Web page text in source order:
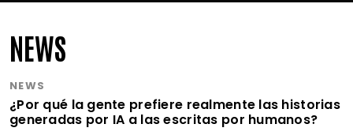
NEWS
NEWS
¿Por qué la gente prefiere realmente las historias
generadas por IA a las escritas por humanos?